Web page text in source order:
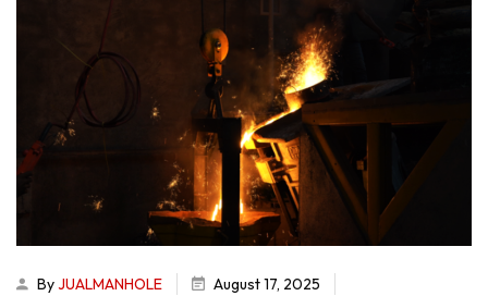
ByJUALMANHOLE
August 17, 2025